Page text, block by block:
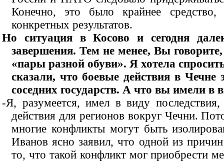
Конечно, это было крайнее средство,
конкретных результатов.
Но ситуация в Косово и сегодня
завершения. Тем не менее, Вы
«пары разной обуви». Я хотела
сказали, что боевые действия в Чечне
соседних государств. А что вы имели в
-Я, разумеется, имел в виду
действия для регионов вокруг Чечни.
многие конфликты могут быть
Иванов ясно заявил, что одной из
то, что такой конфликт мог приобрести